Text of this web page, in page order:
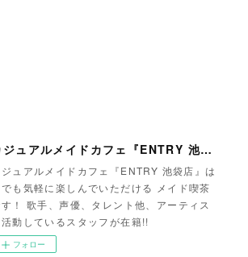
カジュアルメイドカフェ『ENTRY 池袋店』
ュアルメイドカフェ『ENTRY 池袋店』は
も気軽に楽しんでいただける メイド喫茶
！ 歌手、声優、タレント他、アーティス
活動しているスタッフが在籍!!
フォロー